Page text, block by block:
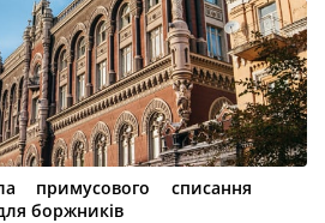
примусового списання
боржників